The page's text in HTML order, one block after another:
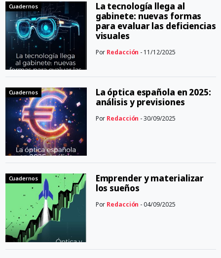
Cuadernos
La tecnología llega al
gabinete: nuevas formas
para evaluar las deficiencias
visuales
Por Redacción - 11/12/2025
Cuadernos
La óptica española en 2025:
análisis y previsiones
Por Redacción - 30/09/2025
Cuadernos
Emprender y materializar
los sueños
Por Redacción - 04/09/2025